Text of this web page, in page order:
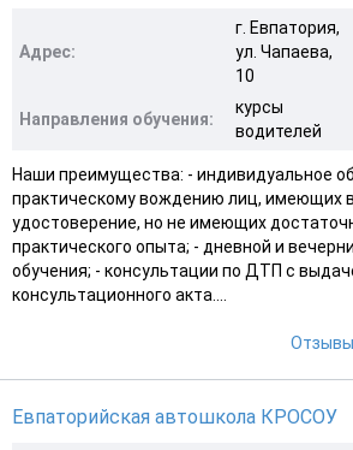
Адрес:
г. Евпатория,
ул. Чапаева,
10
Направления обучения:
курсы
водителей
Наши преимущества: - индивидуальное
практическому вождению лиц, имеющих
удостоверение, но не имеющих
практического опыта; - дневной и
обучения; - консультации по ДТП с
консультационного акта....
Евпаторийская автошкола КРОСОУ